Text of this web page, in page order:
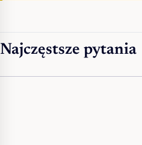
Najczęstsze pytania